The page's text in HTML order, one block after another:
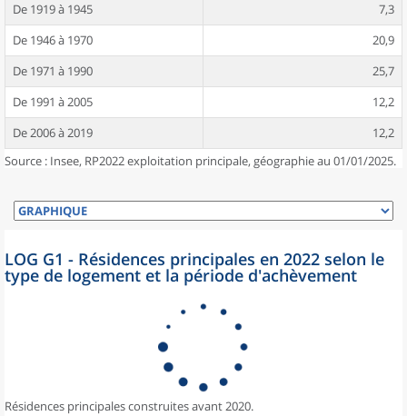
De 1919 à 1945
7,3
De 1946 à 1970
20,9
De 1971 à 1990
25,7
De 1991 à 2005
12,2
De 2006 à 2019
12,2
Source : Insee, RP2022 exploitation principale, géographie au 01/01/2025.
LOG G1 - Résidences principales en 2022 selon le
type de logement et la période d'achèvement
Résidences principales construites avant 2020.